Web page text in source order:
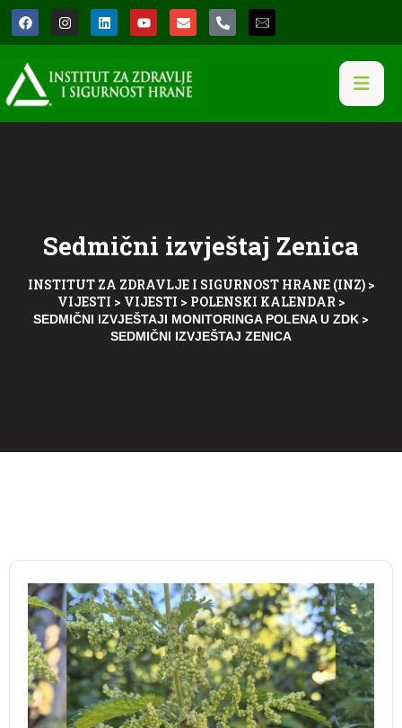
Sedmični izvještaj Zenica
INSTITUT ZA ZDRAVLJE I SIGURNOST HRANE (INZ)>
VIJESTI > VIJESTI > POLENSKI KALENDAR>
SEDMIČNI IZVJEŠTAJI MONITORINGA POLENA U ZDK >
SEDMIČNI IZVJEŠTAJ ZENICA